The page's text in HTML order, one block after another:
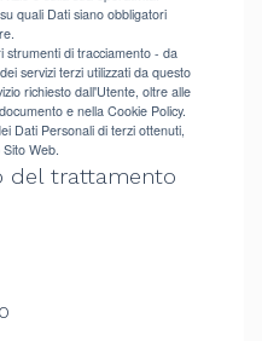
quali Dati siano obbligatori
strumenti di tracciamento - da
servizi terzi utilizzati da questo
richiesto dall'Utente, oltre alle
e nella Cookie Policy.
Dati Personali di terzi ottenuti,
Web.
del trattamento